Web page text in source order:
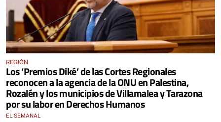
REGIÓN
Los ‘Premios Diké’ de las Cortes Regionales
reconocen a la agencia de la ONU en Palestina,
Rozalén y los municipios de Villamalea y Tarazona
por su labor en Derechos Humanos
EL SEMANAL